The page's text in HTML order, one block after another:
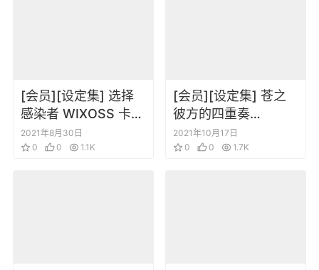
[会员][设定集] 选择
感染者 WIXOSS 卡牌
设定2
2021年8月30日
0
0 1.1K
[会员][设定集] 苍之
彼方的四重奏
VISUAL FAN BOOK
官方视觉书[中文]
2021年10月17日
0
0 1.7K